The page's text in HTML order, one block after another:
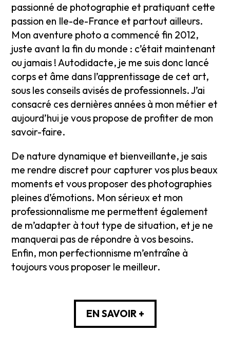
passionné de photographie et pratiquant cette
passion en Ile-de-France et partout ailleurs.
Mon aventure photo a commencé fin 2012,
juste avant la fin du monde : c’était maintenant
ou jamais ! Autodidacte, je me suis donc lancé
corps et âme dans l’apprentissage de cet art,
sous les conseils avisés de professionnels. J’ai
consacré ces dernières années à mon métier et
aujourd’hui je vous propose de profiter de mon
savoir-faire.
De nature dynamique et bienveillante, je sais
me rendre discret pour capturer vos plus beaux
moments et vous proposer des photographies
pleines d’émotions. Mon sérieux et mon
professionnalisme me permettent également
de m’adapter à tout type de situation, et je ne
manquerai pas de répondre à vos besoins.
Enfin, mon perfectionnisme m’entraîne à
toujours vous proposer le meilleur.
EN SAVOIR +